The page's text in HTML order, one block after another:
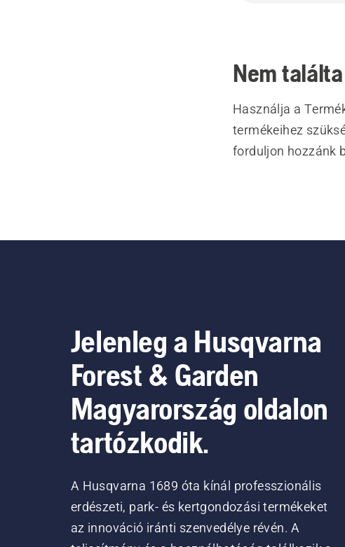
Nem
Használja a
termékeihez
forduljon hozzánk
Jelenleg a Husqvarna
Forest & Garden
Magyarország oldalon
tartózkodik.
A Husqvarna 1689 óta kínál professzionális
erdészeti, park- és kertgondozási termékeket
az innováció iránti szenvedélye révén. A